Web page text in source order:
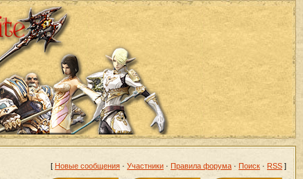
[ Новые сообщения · Участники · Правила форума · Поиск · RSS ]